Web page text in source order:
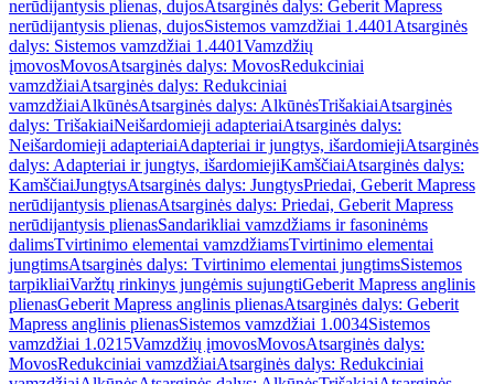
nerūdijantysis plienas, dujosAtsarginės dalys: Geberit Mapress
nerūdijantysis plienas, dujosSistemos vamzdžiai 1.4401 Atsarginės
dalys: Sistemos vamzdžiai 1.4401Vamzdžių
įmovosMovosAtsarginės dalys: MovosRedukciniai
vamzdžiaiAtsarginės dalys: Redukciniai
vamzdžiaiAlkūnėsAtsarginės dalys: AlkūnėsTrišakiaiAtsarginės
dalys: TrišakiaiNeišardomieji adapteriaiAtsarginės dalys:
Neišardomieji adapteriaiAdapteriai ir jungtys, išardomiejiAtsarginės
dalys: Adapteriai ir jungtys, išardomiejiKamščiaiAtsarginės dalys:
KamščiaiJungtysAtsarginės dalys: JungtysPriedai, Geberit Mapress
nerūdijantysis plienasAtsarginės dalys: Priedai, Geberit Mapress
nerūdijantysis plienasSandarikliai vamzdžiams ir fasoninėms
dalimsTvirtinimo elementai vamzdžiamsTvirtinimo elementai
jungtimsAtsarginės dalys: Tvirtinimo elementai jungtimsSistemos
tarpikliaiVaržtų rinkinys jungėmis sujungtiGeberit Mapress anglinis
plienasGeberit Mapress anglinis plienasAtsarginės dalys: Geberit
Mapress anglinis plienasSistemos vamzdžiai 1.0034Sistemos
vamzdžiai 1.0215Vamzdžių įmovosMovosAtsarginės dalys:
MovosRedukciniai vamzdžiaiAtsarginės dalys: Redukciniai